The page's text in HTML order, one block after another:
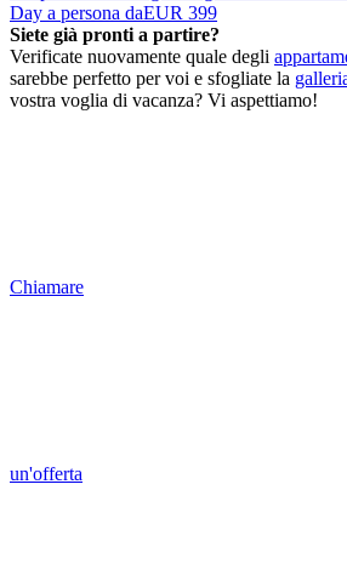
Day a persona daEUR 399
Siete già pronti a partire?
Verificate nuovamente quale degli
sarebbe perfetto per voi e sfogliate la
vostra voglia di vacanza? Vi aspettiamo!
Chiamare
un'offerta